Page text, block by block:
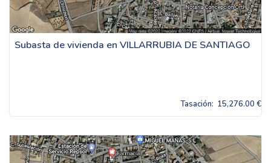
Subasta de vivienda en VILLARRUBIA DE SANTIAGO
Tasación: 15,276.00 €